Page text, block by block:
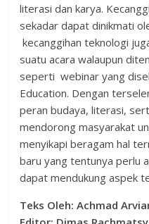
literasi dan karya.
sekadar dapat dinikmati
kecanggihan teknologi
suatu acara walaupun
seperti webinar yang
Education. Dengan
peran budaya, literasi,
mendorong masyarakat
menyikapi beragam hal
baru yang tentunya perlu
dapat mendukung aspek
Teks Oleh:Achmad